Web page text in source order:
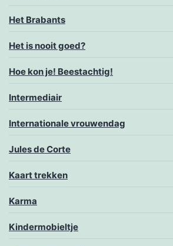
Het Brabants
Het is nooit goed?
Hoe kon je! Beestachtig!
Intermediair
Internationale vrouwendag
Jules de Corte
Kaart trekken
Karma
Kindermobieltje